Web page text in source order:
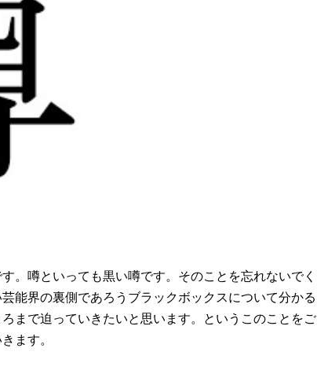
。噂といっても黒い噂です。そのことを忘れないでく
能界の裏側であろうブラックボックスについて分かる
まで迫っていきたいと思います。というこのことをご
ます。